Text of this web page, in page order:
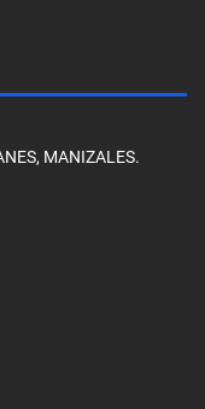
MANIZALES.